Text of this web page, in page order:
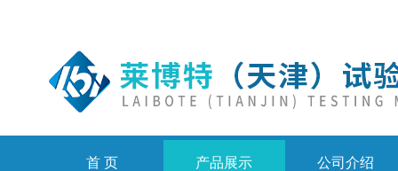
首 页 产品展示 公司介绍